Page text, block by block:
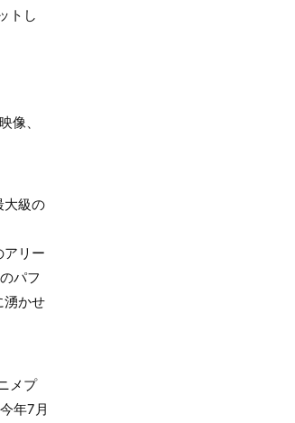
トし
像、
大級の
アリー
パフ
湧かせ
メプ
年7月